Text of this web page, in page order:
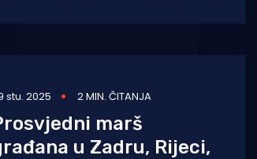
s fantomkama na glavi,
stu. 2025 2 MIN. ČITANJA
marš
u Zadru, Rijeci,